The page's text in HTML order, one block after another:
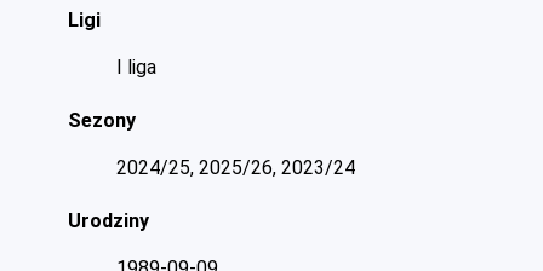
Ligi
I liga
Sezony
2024/25, 2025/26, 2023/24
Urodziny